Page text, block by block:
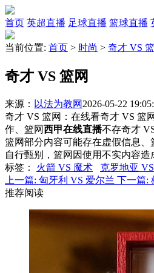
首页 英超直播 足球直播 篮球直播
当前位置: 首页 > 时尚 > 奇才 VS
奇才 VS 篮网
来源： 以法为教网 2026-05-22
奇才 VS 篮网：在线看奇才 VS 篮
作、篮网西甲在线直播不存奇才
篮网部分内容可能存在虚假信息
自行甄别，篮网因使用不实内容
标签 ： 火箭 VS 魔术 克罗地亚
上一篇: 匈牙利 VS 爱尔兰 下一篇:
推荐阅读